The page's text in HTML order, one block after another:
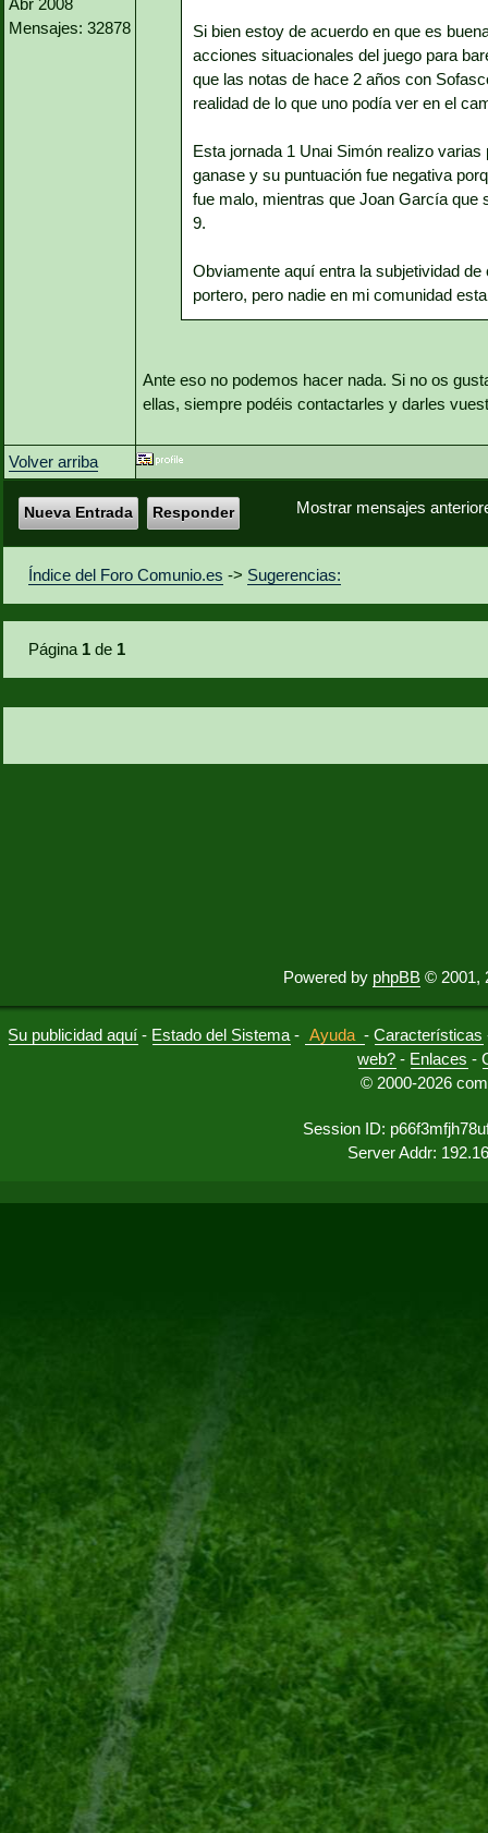
Abr 2008
Mensajes: 32878
Si bien estoy de acuerdo en que es
acciones situacionales del juego para
que las notas de hace 2 años con
realidad de lo que uno podía ver en el
Esta jornada 1 Unai Simón realizo
ganase y su puntuación fue negativa
fue malo, mientras que Joan García que
9.
Obviamente aquí entra la subjetividad
portero, pero nadie en mi comunidad
Ante eso no podemos hacer nada. Si no os
ellas, siempre podéis contactarles y darles
Volver arriba
Mostrar mensajes
Nueva Entrada Responder
Índice del Foro Comunio.es -> Sugerencias:
Página 1 de 1
Powered by phpBB © 2001,
Su publicidad aquí - Estado del Sistema - Ayuda -Características
web? - Enlaces -
© 2000-2026
Session ID:
Server Addr: